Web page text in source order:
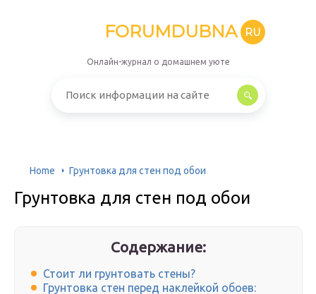
FORUMDUBNA RU
Онлайн-журнал о домашнем уюте
Home Грунтовка для стен под обои
Грунтовка для стен под обои
Содержание:
Стоит ли грунтовать стены?
Грунтовка стен перед наклейкой обоев: